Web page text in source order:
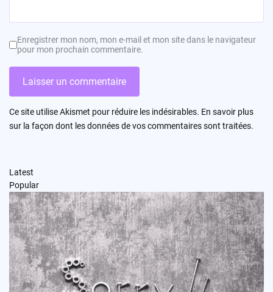
Enregistrer mon nom, mon e-mail et mon site dans le navigateur
pour mon prochain commentaire.
Ce site utilise Akismet pour réduire les indésirables. En savoir plus
sur la façon dont les données de vos commentaires sont traitées.
Latest
Popular